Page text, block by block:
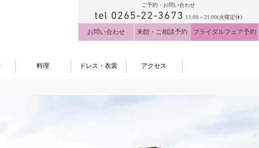
ご予約・お問い合わせ
tel 0265-22-3673 11:00～21:00(火曜定休)
お問い合わせ 来館・ご相談予約 ブライダルフェア予約
料理 ドレス・衣裳 アクセス